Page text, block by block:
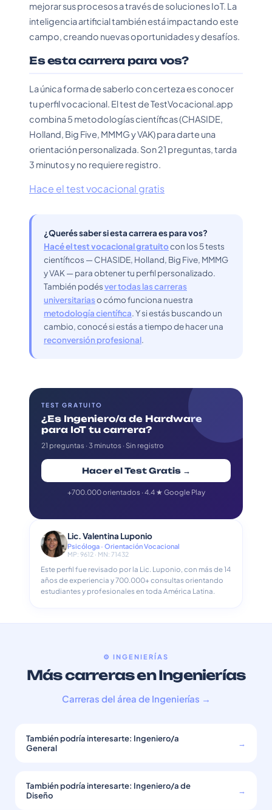
mejorar sus procesos a través de soluciones IoT. La
inteligencia artificial también está impactando este
campo, creando nuevas oportunidades y desafíos.
Es esta carrera para vos?
La única forma de saberlo con certeza es conocer
tu perfil vocacional. El test de TestVocacional.app
combina 5 metodologías científicas (CHASIDE,
Holland, Big Five, MMMG y VAK) para darte una
orientación personalizada. Son 21 preguntas, tarda
3 minutos y no requiere registro.
Hace el test vocacional gratis
¿Querés saber si esta carrera es para vos?
Hacé el test vocacional gratuitocon los 5 tests
científicos — CHASIDE, Holland, Big Five, MMMG
y VAK — para obtener tu perfil personalizado.
También podésver todas las carreras
universitariaso cómo funciona nuestra
metodología científica. Y si estás buscando un
cambio, conocé si estás a tiempo de hacer una
reconversión profesional.
TEST GRATUITO
¿Es Ingeniero/a de Hardware
para IoT tu carrera?
21 preguntas · 3 minutos · Sin registro
Hacer el Test Gratis →
+700.000 orientados · 4.4 ★ Google Play
Lic. Valentina Luponio
Psicóloga · Orientación Vocacional
MP: 9612 · MN: 71432
Este perfil fue revisado por la Lic. Luponio, con más de 14
años de experiencia y 700.000+ consultas orientando
estudiantes y profesionales en toda América Latina.
⚙️ INGENIERÍAS
Más carreras en Ingenierías
Carreras del área de Ingenierías →
También podría interesarte: Ingeniero/a
General
→
También podría interesarte: Ingeniero/a de
Diseño
→